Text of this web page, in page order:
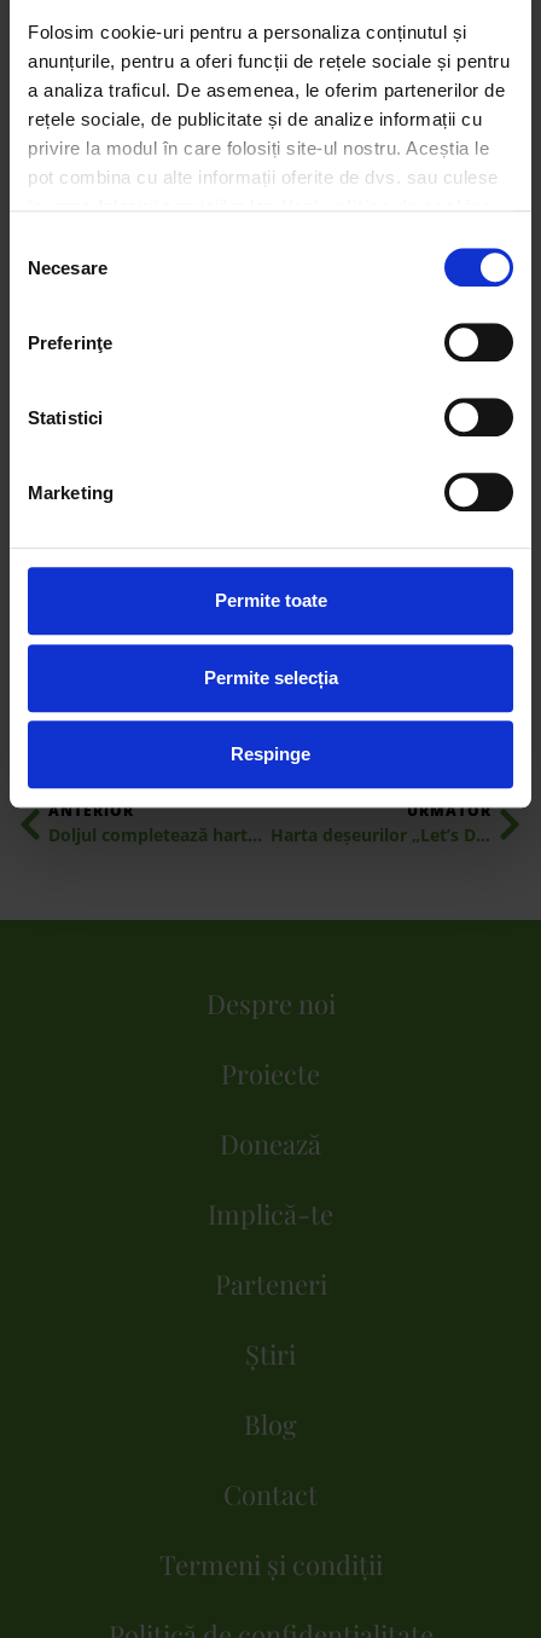
Folosim cookie-uri pentru a personaliza conținutul și
anunțurile, pentru a oferi funcții de rețele sociale și pentru
a analiza traficul. De asemenea, le oferim partenerilor de
rețele sociale, de publicitate și de analize informații cu
privire la modul în care folosiți site-ul nostru. Aceștia le
pot combina cu alte informații oferite de dvs. sau culese
process your information.
consimțământului
Necesare
Preferinţe
Statistici
Marketing
Permite toate
Permite selecția
Respinge
Persoane de contact:
Vlad Dulea, 0751 519 999
Geo Atreides, 0721 097 563
Site:http://www.letsdoitromania.ro
Twitter:http://www.twitter.com/letsdoitro
http://apps.facebook.com/causes/causes/403155/
gid=125972337425799&ref=ts
ANTERIOR
Doljul completează harta deşeurilor din România
URMATOR
Harta deşeurilor „Let’s Do It, Romania! creşte cu încă 5 judeţe!
Despre noi
Proiecte
Donează
Implică-te
Parteneri
Știri
Blog
Contact
Termeni și condiții